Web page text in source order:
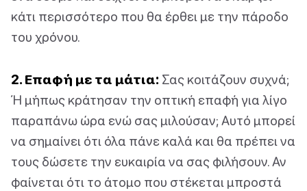
κάτι περισσότερο που θα έρθει με την πάροδο
του χρόνου.
2. Επαφή με τα μάτια: Σας κοιτάζουν συχνά;
Ή μήπως κράτησαν την οπτική επαφή για λίγο
παραπάνω ώρα ενώ σας μιλούσαν; Αυτό μπορεί
να σημαίνει ότι όλα πάνε καλά και θα πρέπει να
τους δώσετε την ευκαιρία να σας φιλήσουν. Αν
φαίνεται ότι το άτομο που στέκεται μπροστά